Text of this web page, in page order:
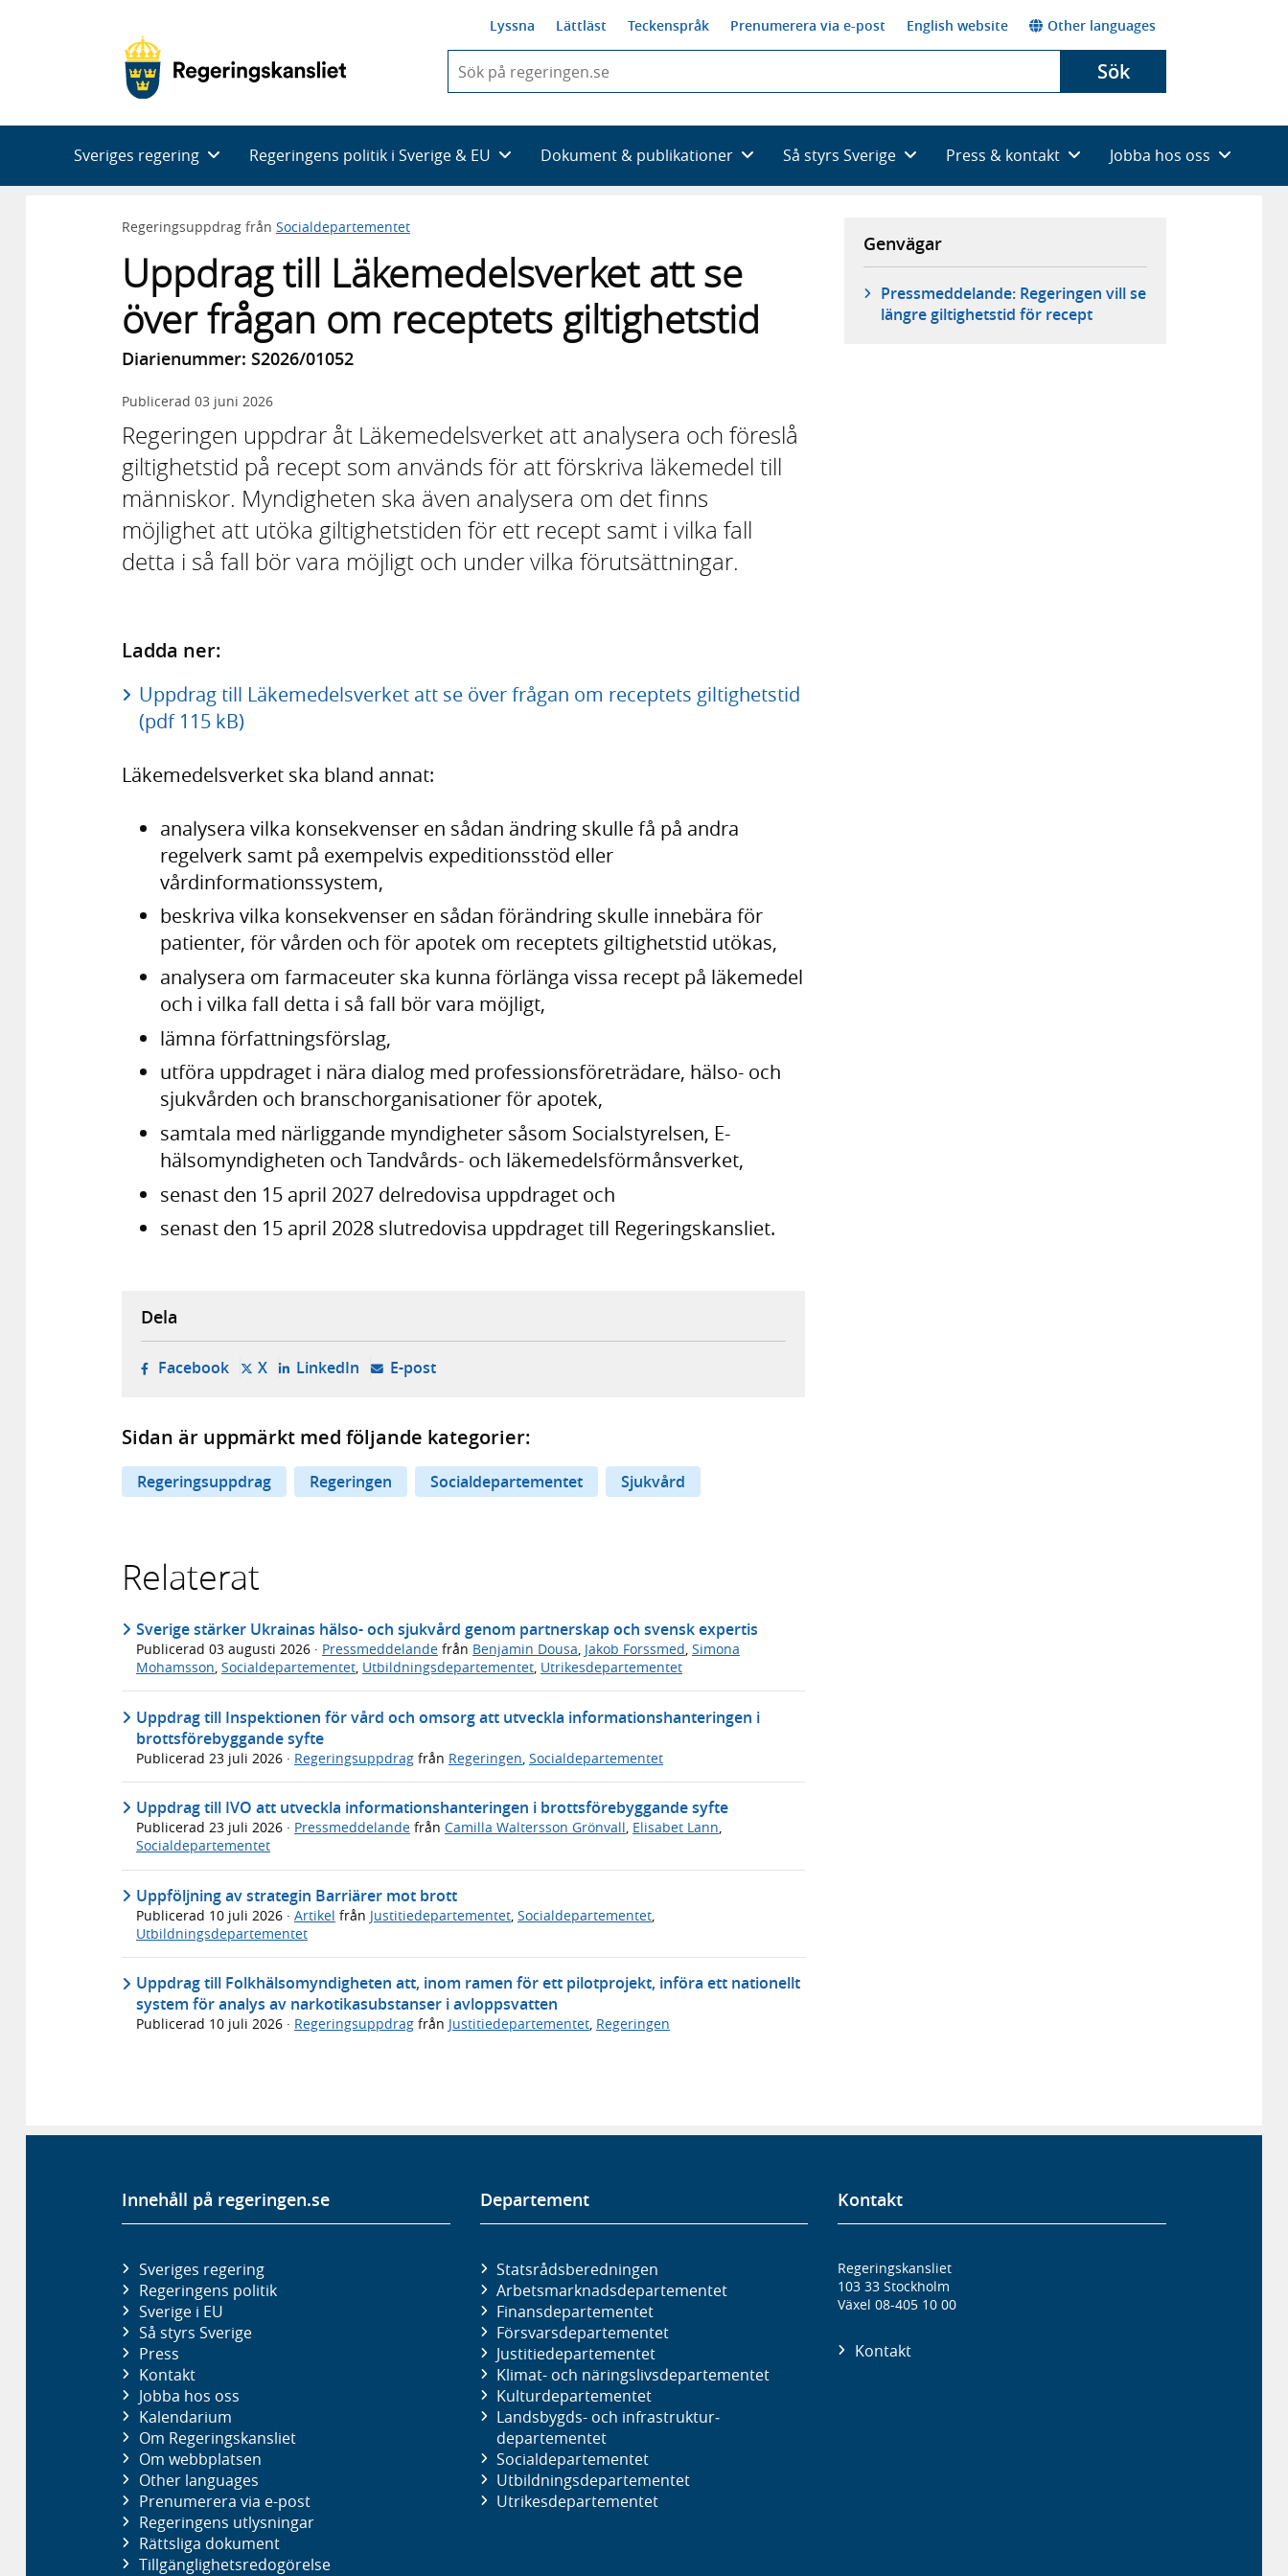
Lyssna Lättläst Teckenspråk Prenumerera via e-post English website Other languages
du
skriva
framträder
en
Sök
Sveriges regering Regeringens politik i Sverige & EU Dokument & publikationer Så styrs Sverige Press & kontakt Jobba hos oss
Regeringsuppdrag från Socialdepartementet
Uppdrag till Läkemedelsverket att se
över frågan om receptets giltighetstid
Diarienummer: S2026/01052
Publicerad 03 juni 2026
Regeringen uppdrar åt Läkemedelsverket att analysera och föreslå
giltighetstid på recept som används för att förskriva läkemedel till
människor. Myndigheten ska även analysera om det finns
möjlighet att utöka giltighetstiden för ett recept samt i vilka fall
detta i så fall bör vara möjligt och under vilka förutsättningar.
Ladda ner:
Uppdrag till Läkemedelsverket att se över frågan om receptets giltighetstid
(pdf 115 kB)
Läkemedelsverket ska bland annat:
analysera vilka konsekvenser en sådan ändring skulle få på andra
regelverk samt på exempelvis expeditionsstöd eller
vårdinformationssystem,
beskriva vilka konsekvenser en sådan förändring skulle innebära för
patienter, för vården och för apotek om receptets giltighetstid utökas,
analysera om farmaceuter ska kunna förlänga vissa recept på läkemedel
och i vilka fall detta i så fall bör vara möjligt,
lämna författningsförslag,
utföra uppdraget i nära dialog med professionsföreträdare, hälso- och
sjukvården och branschorganisationer för apotek,
samtala med närliggande myndigheter såsom Socialstyrelsen, E-
hälsomyndigheten och Tandvårds- och läkemedelsförmånsverket,
senast den 15 april 2027 delredovisa uppdraget och
senast den 15 april 2028 slutredovisa uppdraget till Regeringskansliet.
Genvägar
Pressmeddelande: Regeringen vill se
längre giltighetstid för recept
Dela
Facebook- öppnas i ny flik, extern webbplats,
X- öppnas i ny flik, extern webbplats,
LinkedIn- öppnas i ny flik, extern webbplats,
E-post- öppnar din e-postklient,
Sidan är uppmärkt med följande kategorier:
Regeringsuppdrag Regeringen Socialdepartementet Sjukvård
Relaterat
Sverige stärker Ukrainas hälso- och sjukvård genom partnerskap och svensk expertis
Publicerad 03 augusti 2026 · Pressmeddelande från Benjamin Dousa, Jakob Forssmed, Simona
Mohamsson, Socialdepartementet, Utbildningsdepartementet, Utrikesdepartementet
Uppdrag till Inspektionen för vård och omsorg att utveckla informationshanteringen i
brottsförebyggande syfte
Publicerad 23 juli 2026 · Regeringsuppdrag från Regeringen Socialdepartementet
Uppdrag till IVO att utveckla informationshanteringen i brottsförebyggande syfte
Publicerad 23 juli 2026 · Pressmeddelande från Camilla Waltersson Grönvall, Elisabet Lann,
Socialdepartementet
Uppföljning av strategin Barriärer mot brott
Publicerad 10 juli 2026 · Artikel från Justitiedepartementet, Socialdepartementet,
Utbildningsdepartementet
Uppdrag till Folkhälsomyndigheten att, inom ramen för ett pilotprojekt, införa ett nationellt
system för analys av narkotikasubstanser i avloppsvatten
Publicerad 10 juli 2026 · Regeringsuppdrag från Justitiedepartementet, Regeringen
Innehåll på regeringen.se
Sveriges regering
Regeringens politik
Sverige i EU
Så styrs Sverige
Press
Kontakt
Jobba hos oss
Kalendarium
Om Regeringskansliet
Om webbplatsen
Other languages
Prenumerera via e-post
Regeringens utlysningar
Rättsliga dokument
Tillgänglighetsredogörelse
Departement
Statsrådsberedningen
Arbetsmarknads­departementet
Finans­departementet
Försvars­departementet
Justitie­departementet
Klimat- och näringslivs­departementet
Kultur­departementet
Landsbygds- och infrastruktur­
departementet
Social­departementet
Utbildnings­departementet
Utrikes­departementet
Kontakt
Regeringskansliet
103 33 Stockholm
Växel 08-405 10 00
Kontakt